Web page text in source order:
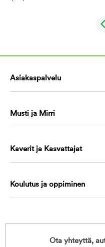
Asiakaspalvelu
Musti ja Mirri
Kaverit ja Kasvattajat
Koulutus ja oppiminen
Ota yhteyttä,